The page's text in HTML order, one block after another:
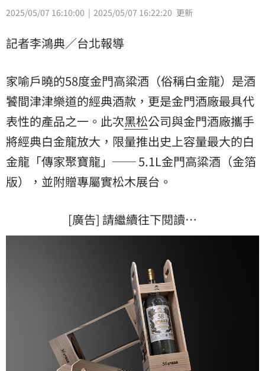
2025/05/07 16:10:00 2025/05/07 16:22:20 更新
記者李鴻典／台北報導
家喻戶曉的58度金門高粱酒（俗稱白金龍）是酒
饕間津津樂道的經典酒款，更是金門酒廠最具代
表性的產品之一。此次黑松公司與金門酒廠攜手
將經典白金龍放大，限量推出史上容量最大的白
金龍「傳家聚寶龍」── 5.1L金門高粱酒（金箔
版），並附贈專屬實松木展台。
[廣告] 請繼續往下閱讀…